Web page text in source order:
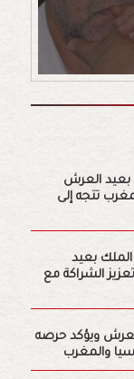
بعيد العرش
تتجه إلى
الملك بعيد
الشراكة مع
ويؤكد حرصه
والمغرب